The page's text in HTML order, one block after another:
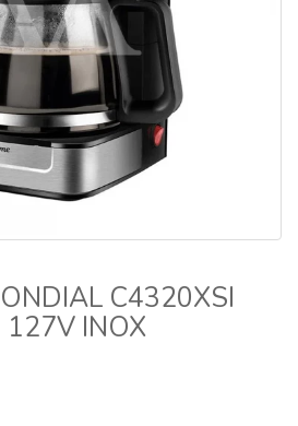
C4320XSI
INOX